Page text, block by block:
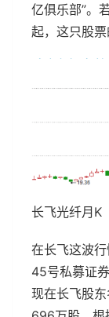
亿俱乐部”。
起，这只股票
长飞光纤月K
在长飞这波
45号私募证
现在长飞股